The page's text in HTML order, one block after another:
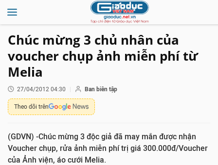
Chúc mừng 3 chủ nhân của
voucher chụp ảnh miễn phí từ
Melia
27/04/2012 04:30 Ban biên tập
Theo dõi trên
(GDVN) -Chúc mừng 3 độc giả đã may mắn được nhận
Voucher chụp, rửa ảnh miễn phí trị giá 300.000đ/Voucher
của Ảnh viện, áo cưới Melia.